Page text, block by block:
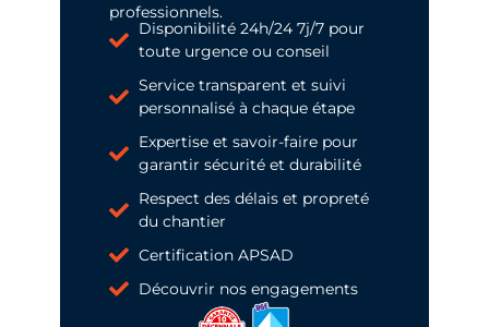
professionnels.
Disponibilité 24h/24 7j/7 pour
toute urgence ou conseil
Service transparent et suivi
personnalisé à chaque étape
Expertise et savoir-faire pour
garantir sécurité et durabilité
Respect des délais et propreté
du chantier
Certification APSAD
Découvrir nos engagements